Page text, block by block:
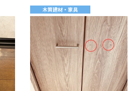
木質建材・家具